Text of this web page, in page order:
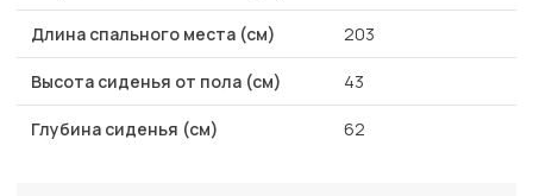
Длина спального места (см) 203
Высота сиденья от пола (см) 43
Глубина сиденья (см) 62